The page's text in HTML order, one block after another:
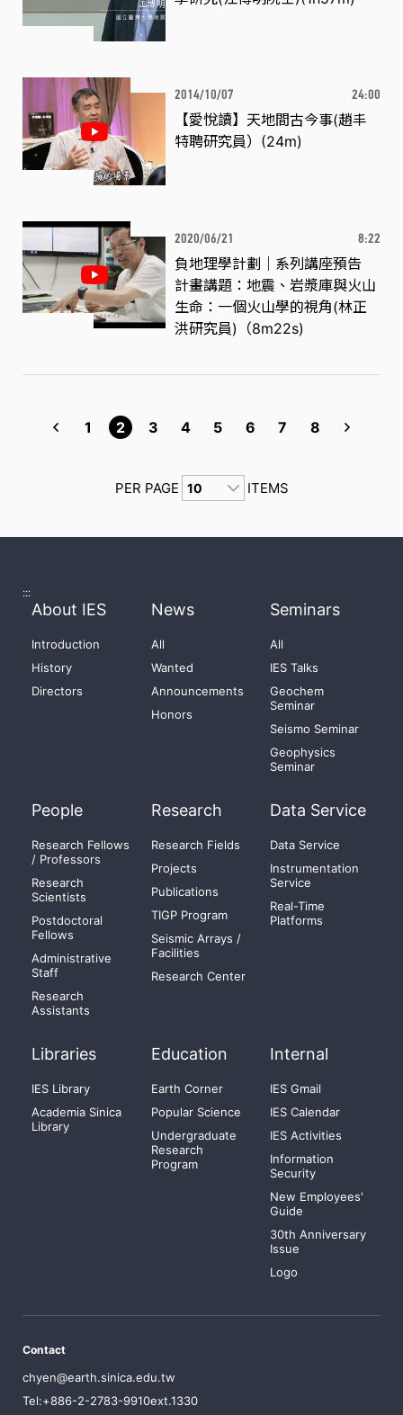
2014/10/07 24:00
【愛悅讀】天地間古今事(趙丰
特聘研究員）(24m)
2020/06/21 8:22
負地理學計劃｜系列講座預告
計畫講題：地震、岩漿庫與火山
生命：一個火山學的視角(林正
洪研究員)（8m22s)
1 2 3 4 5 6 7 8
PER PAGE ITEMS
:::
About IES
Introduction
History
Directors
News
All
Wanted
Announcements
Honors
Seminars
All
IES Talks
Geochem
Seminar
Seismo Seminar
Geophysics
Seminar
People
Research Fellows
/ Professors
Research
Scientists
Postdoctoral
Fellows
Administrative
Staff
Research
Assistants
Research
Research Fields
Projects
Publications
TIGP Program
Seismic Arrays /
Facilities
Research Center
Data Service
Data Service
Instrumentation
Service
Real-Time
Platforms
Libraries
IES Library
Academia Sinica
Library
Education
Earth Corner
Popular Science
Undergraduate
Research
Program
Internal
IES Gmail
IES Calendar
IES Activities
Information
Security
New Employees'
Guide
30th Anniversary
Issue
Logo
Contact
chyen@earth.sinica.edu.tw
Tel:+886-2-2783-9910ext.1330